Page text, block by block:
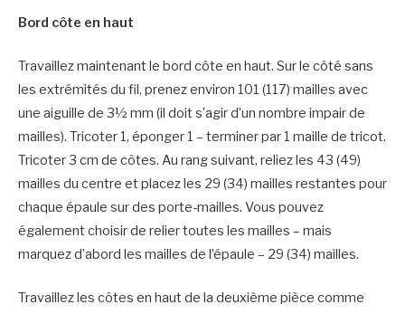
Bord côte en haut
Travaillez maintenant le bord côte en haut. Sur le côté sans
les extrémités du fil, prenez environ 101 (117) mailles avec
une aiguille de 3½ mm (il doit s’agir d’un nombre impair de
mailles). Tricoter 1, éponger 1 – terminer par 1 maille de tricot.
Tricoter 3 cm de côtes. Au rang suivant, reliez les 43 (49)
mailles du centre et placez les 29 (34) mailles restantes pour
chaque épaule sur des porte-mailles. Vous pouvez
également choisir de relier toutes les mailles – mais
marquez d’abord les mailles de l’épaule – 29 (34) mailles.
Travaillez les côtes en haut de la deuxième pièce comme